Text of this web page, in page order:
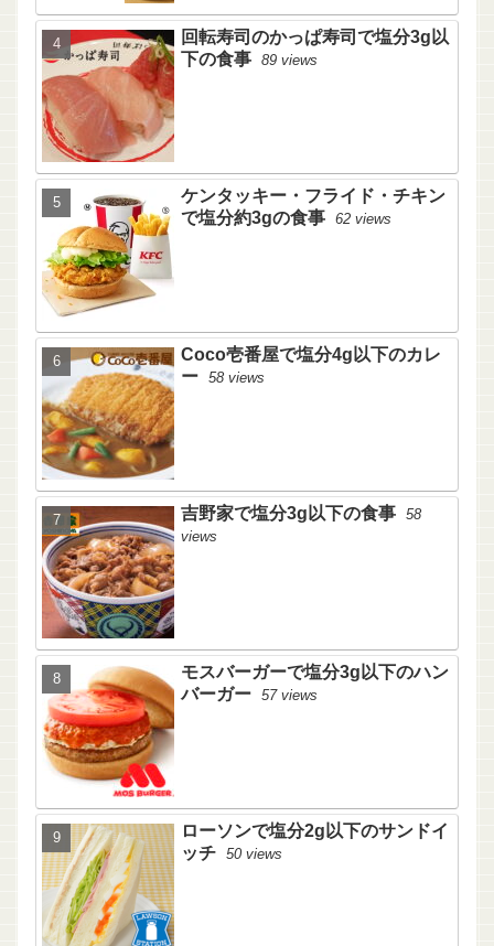
回転寿司のかっぱ寿司で塩分3g以
下の食事 89 views
ケンタッキー・フライド・チキン
で塩分約3gの食事 62 views
Coco壱番屋で塩分4g以下のカレ
ー 58 views
吉野家で塩分3g以下の食事 58
views
モスバーガーで塩分3g以下のハン
バーガー 57 views
ローソンで塩分2g以下のサンドイ
ッチ 50 views